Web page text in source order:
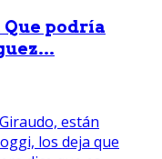
Que podría